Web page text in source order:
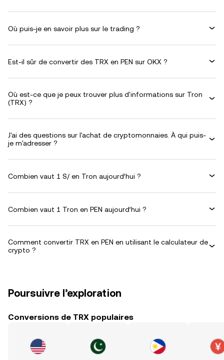
Où puis-je en savoir plus sur le trading ?
Est-il sûr de convertir des TRX en PEN sur OKX ?
Où est-ce que je peux trouver plus d'informations sur Tron
(TRX) ?
J'ai des questions sur l'achat de cryptomonnaies. À qui puis-
je m'adresser ?
Combien vaut 1 S/ en Tron aujourd’hui ?
Combien vaut 1 Tron en PEN aujourd’hui ?
Comment convertir TRX en PEN en utilisant le calculateur de
crypto ?
Poursuivre l’exploration
Conversions de TRX populaires